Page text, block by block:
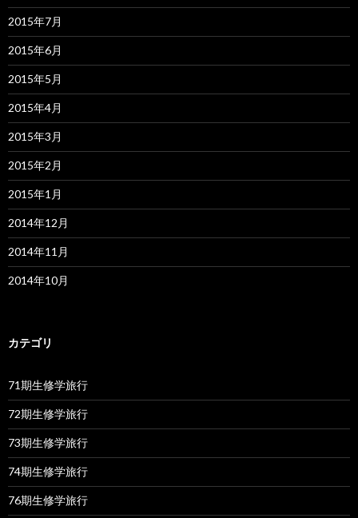
2015年7月
2015年6月
2015年5月
2015年4月
2015年3月
2015年2月
2015年1月
2014年12月
2014年11月
2014年10月
カテゴリ
71期生修学旅行
72期生修学旅行
73期生修学旅行
74期生修学旅行
76期生修学旅行